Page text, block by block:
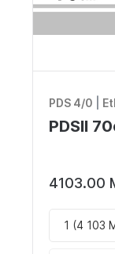
PDS 4/0
PDSII
4103.00
1 (4 103